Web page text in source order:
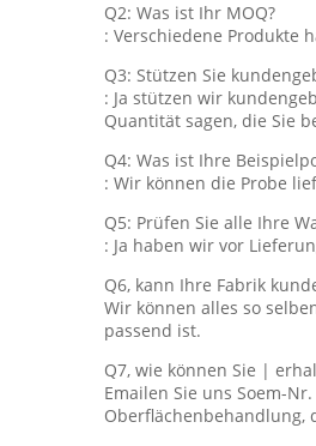
Q2: Was ist Ihr MOQ?
: Verschiedene Produkte
Q3: Stützen Sie
: Ja stützen wir
Quantität sagen, die Sie
Q4: Was ist Ihre
: Wir können die Probe
Q5: Prüfen Sie alle Ihre
: Ja haben wir vor
Q6, kann Ihre Fabrik
Wir können alles so
passend ist.
Q7, wie können Sie |
Emailen Sie uns Soem-
Oberflächenbehandlung,